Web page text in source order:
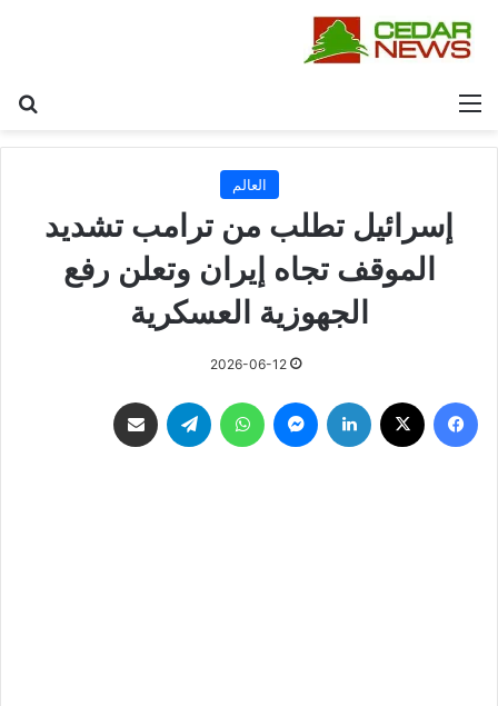
القائمة
العالم
إسرائيل تطلب من ترامب تشديد
الموقف تجاه إيران وتعلن رفع
الجهوزية العسكرية
2026-06-12
فيسبوك لينكدإن ماسنجر واتساب تيلقرام